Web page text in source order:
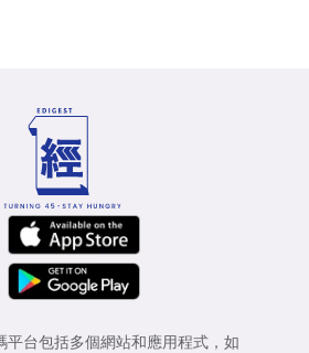
平台包括多個網站和應用程式，如